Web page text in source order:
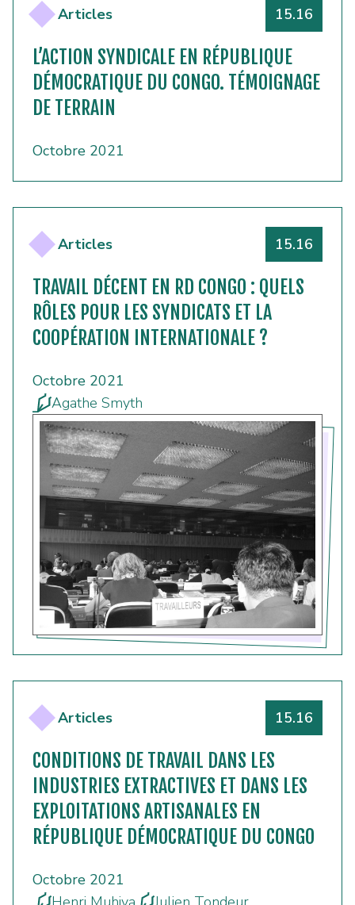
Articles Numéro
15.16
L’ACTION SYNDICALE EN RÉPUBLIQUE
DÉMOCRATIQUE DU CONGO. TÉMOIGNAGE
DE TERRAIN
Octobre 2021
Articles Numéro
15.16
TRAVAIL DÉCENT EN RD CONGO : QUELS
RÔLES POUR LES SYNDICATS ET LA
COOPÉRATION INTERNATIONALE ?
Octobre 2021
Agathe Smyth
Articles Numéro
15.16
CONDITIONS DE TRAVAIL DANS LES
INDUSTRIES EXTRACTIVES ET DANS LES
EXPLOITATIONS ARTISANALES EN
RÉPUBLIQUE DÉMOCRATIQUE DU CONGO
Octobre 2021